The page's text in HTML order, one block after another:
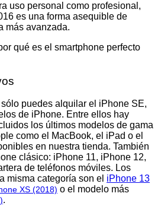
uso personal como profesional,
es una forma asequible de
más avanzada.
qué es el smartphone perfecto
puedes alquilar el iPhone SE,
de iPhone. Entre ellos hay
los últimos modelos de gama
como el MacBook, el iPad o el
en nuestra tienda. También
clásico: iPhone 11, iPhone 12,
de teléfonos móviles. Los
misma categoría son el iPhone 13
XS (2018) o el modelo más
.